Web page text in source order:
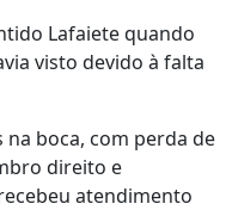
Lafaiete quando
visto devido à falta
boca, com perda de
direito e
atendimento